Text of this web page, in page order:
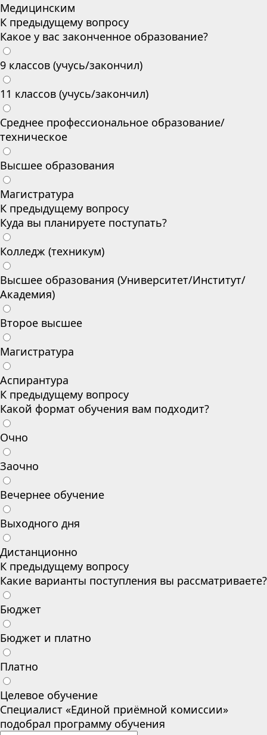
Медицинским
К предыдущему вопросу
Какое у вас законченное образование?
9 классов (учусь/закончил)
11 классов (учусь/закончил)
Среднее профессиональное образование/
техническое
Высшее образования
Магистратура
К предыдущему вопросу
Куда вы планируете поступать?
Колледж (техникум)
Высшее образования (Университет/Институт/
Академия)
Второе высшее
Магистратура
Аспирантура
К предыдущему вопросу
Какой формат обучения вам подходит?
Очно
Заочно
Вечернее обучение
Выходного дня
Дистанционно
К предыдущему вопросу
Какие варианты поступления вы рассматриваете?
Бюджет
Бюджет и платно
Платно
Целевое обучение
Специалист «Единой приёмной комиссии»
подобрал программу обучения